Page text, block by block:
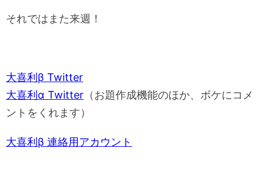
それではまた来週！
大喜利β Twitter
大喜利α Twitter （お題作成機能のほか、ボケにコメ
ントをくれます）
大喜利β 連絡用アカウント